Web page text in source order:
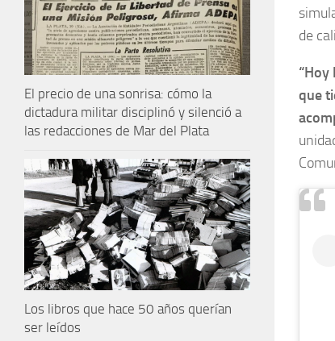
de
que
El precio de una sonrisa: cómo la
dictadura militar disciplinó y silenció a
las redacciones de Mar del Plata
Los libros que hace 50 años querían
ser leídos